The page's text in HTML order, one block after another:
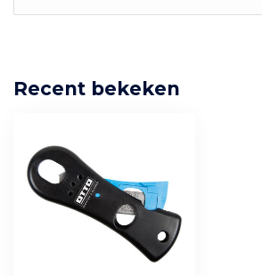
Recent bekeken